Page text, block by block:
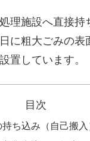
理施設へ直接
粗大ごみの
置しています。
目次
ち込み（自己搬